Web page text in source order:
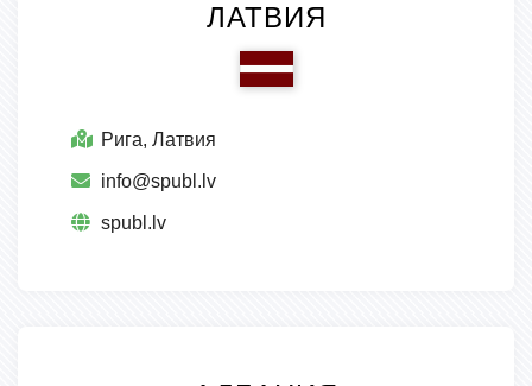
ЛАТВИЯ
Рига, Латвия
info@spubl.lv
spubl.lv